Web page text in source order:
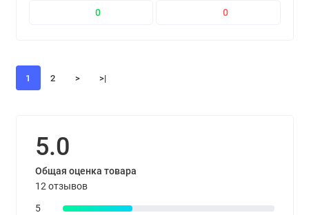
0 0
1 2 > >|
5.0
Общая оценка товара
12 отзывов
5